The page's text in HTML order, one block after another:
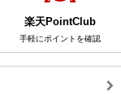
楽天PointClub
手軽にポイントを確認